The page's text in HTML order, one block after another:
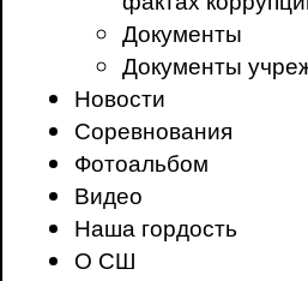
Документы
Документы
Новости
Соревнования
Фотоальбом
Видео
Наша гордость
О СШ